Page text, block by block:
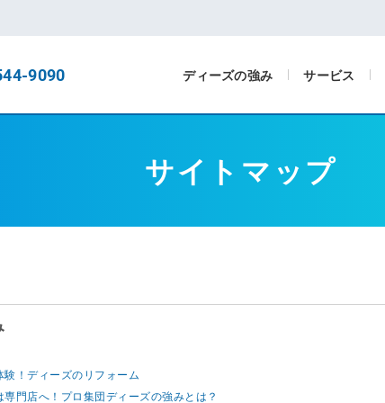
9090 ディーズの強み サービス
サイトマップ
験！ディーズのリフォーム
専門店へ！プロ集団ディーズの強みとは？